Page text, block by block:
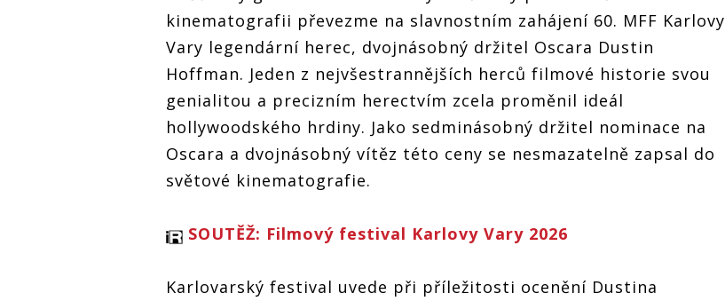
KVIFF převezmou
Dustin Hoffman a
Juliette Binoche,
ocenění získá i
Jeffrey Wright
KVIFF převezmou
Dustin Hoffman a
Juliette Binoche,
ocenění získá i
Jeffrey Wright
Křišťálový
glóbus si na
KVIFF převezmou
Juliette Binoche,
Jeffrey Wright
Dustin Hoffman a
ocenění získá i
Jeffrey Wright
kinematografii převezme na slavnostním zahájení 60. MFF Karlovy
Vary legendární herec, dvojnásobný držitel Oscara Dustin
Hoffman. Jeden z nejvšestrannějších herců filmové historie svou
genialitou a precizním herectvím zcela proměnil ideál
hollywoodského hrdiny. Jako sedminásobný držitel nominace na
Oscara a dvojnásobný vítěz této ceny se nesmazatelně zapsal do
světové kinematografie.
SOUTĚŽ: Filmový festival Karlovy Vary 2026
Karlovarský festival uvede při příležitosti ocenění Dustina